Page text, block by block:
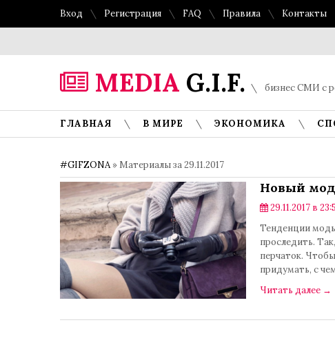
Вход Регистрация FAQ Правила Контакты
MEDIA G.I.F. бизнес СМИ с
ГЛАВНАЯ В МИРЕ ЭКОНОМИКА
#GIFZONA» Материалы за 29.11.2017
Новый
29.11.2017 в
Тенденции
проследить.
перчаток.
придумать, с
Читать далее →